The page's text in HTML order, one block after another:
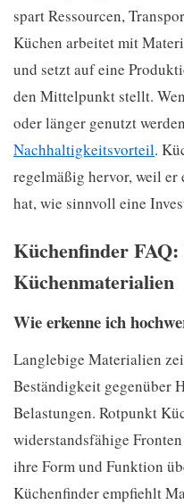
spart Ressourcen,
Küchen arbeitet mit
und setzt auf eine
den Mittelpunkt stellt.
oder länger genutzt
Nachhaltigkeitsvorteil.
regelmäßig hervor, weil
hat, wie sinnvoll eine
Küchenfinder
Küchenmaterialien
Wie erkenne ich
Langlebige Materialien
Beständigkeit gegenüber
Belastungen. Rotpunkt
widerstandsfähige
ihre Form und Funktion
Küchenfinder empfiehlt